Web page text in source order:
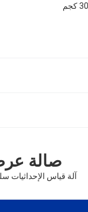
كجم
صالة
آلة قياس الإحداثيات